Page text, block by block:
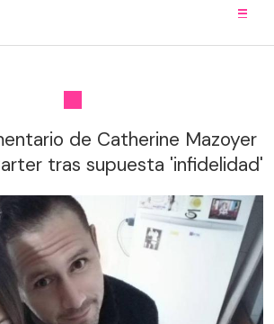
de Catherine Mazoyer
tras supuesta 'infidelidad'